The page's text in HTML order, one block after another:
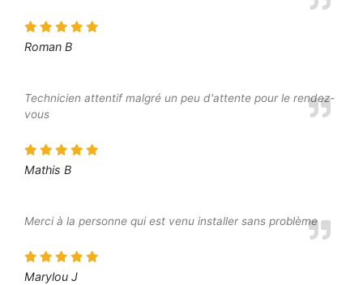
Roman B
Technicien attentif malgré un peu d'attente pour le rendez-
vous
Mathis B
Merci à la personne qui est venu installer sans problème
Marylou J